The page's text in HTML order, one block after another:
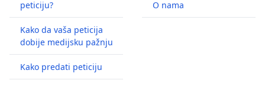
peticiju?
Kako da vaša peticija
dobije medijsku pažnju
Kako predati peticiju
O nama